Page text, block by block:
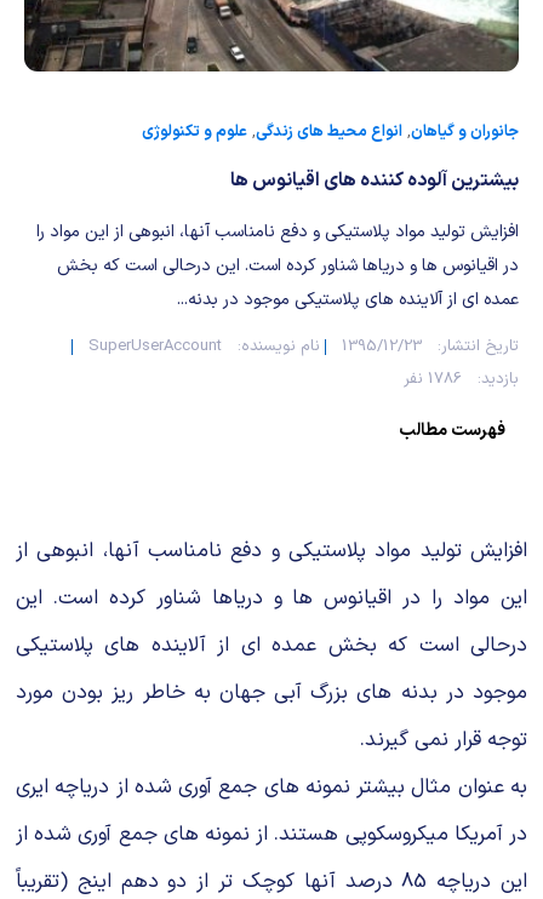
جانوران و گیاهان,انواع محیط های زندگی,علوم و تکنولوژی
بیشترین آلوده کننده های اقیانوس ها
افزایش تولید مواد پلاستیكی و دفع نامناسب آنها، انبوهی از این مواد را
در اقیانوس ها و دریاها شناور كرده است. این درحالی است كه بخش
عمده ای از آلاینده های پلاستیكی موجود در بدنه...
تاریخ انتشار: 1395/12/23 نام نویسنده:
SuperUserAccount
بازدید:
1786 نفر
فهرست مطالب
افزایش تولید مواد پلاستیكی و دفع نامناسب آنها، انبوهی از
این مواد را در اقیانوس ها و دریاها شناور كرده است. این
درحالی است كه بخش عمده ای از آلاینده های پلاستیكی
موجود در بدنه های بزرگ آبی جهان به خاطر ریز بودن مورد
توجه قرار نمی گیرند.
به عنوان مثال بیشتر نمونه های جمع آوری شده از دریاچه ایری
در آمریكا میكروسكوپی هستند. از نمونه های جمع آوری شده از
این دریاچه 85 درصد آنها کوچک تر از دو دهم اینج (تقریباً
صلاح های شیمیایی
مطالب جالب شیمی
بمب های شیمیایی
شیمی عمومی
شیمی سبز
روانپزشکی
طب سنتی
گیاهان دارویی